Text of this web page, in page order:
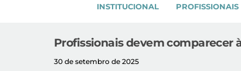
INSTITUCIONAL PROFISSIONAIS
Profissionais devem comparecer
30 de setembro de 2025